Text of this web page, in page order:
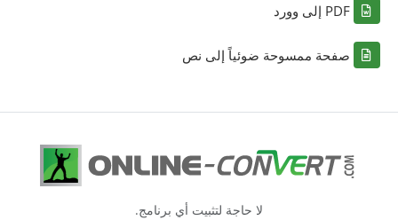
PDF إلى وورد
صفحة ممسوحة ضوئياً إلى نص
لا حاجة لتثبيت أي برنامج.